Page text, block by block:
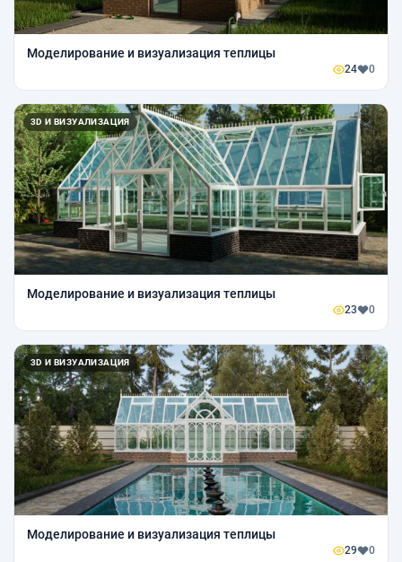
Моделирование и визуализация теплицы
24 0
3D И ВИЗУАЛИЗАЦИЯ
Моделирование и визуализация теплицы
23 0
3D И ВИЗУАЛИЗАЦИЯ
Моделирование и визуализация теплицы
29 0